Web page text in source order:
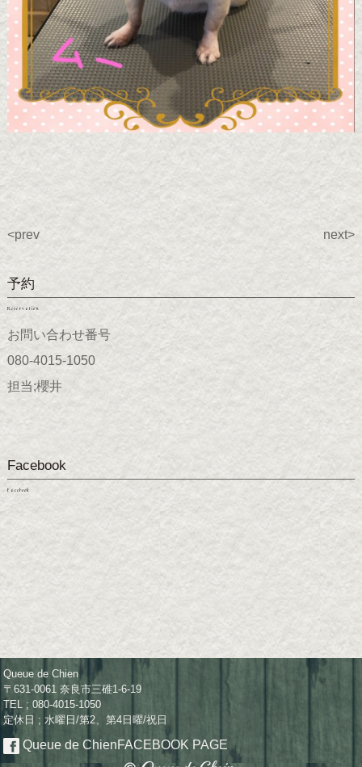
<prev next>
予約
Reservation
お問い合わせ番号
080-4015-1050
担当;櫻井
Facebook
Facebook
Queue de Chien
〒631-0061 奈良市三碓1-6-19
TEL ; 080-4015-1050
定休日 ; 水曜日/第2、第4日曜/祝日
Queue de ChienFACEBOOK PAGE